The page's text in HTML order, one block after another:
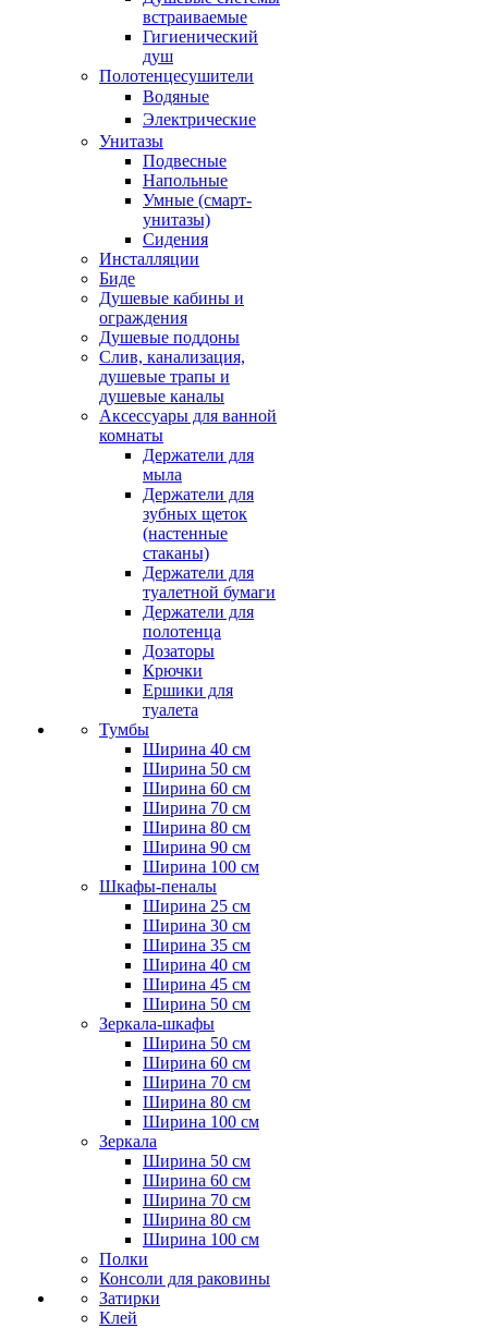
встраиваемые
Гигиенический
душ
Полотенцесушители
ㅤВодяные
ㅤЭлектрические
Унитазы
Подвесные
Напольные
Умные (смарт-
унитазы)
Сидения
Инсталляции
Биде
Душевые кабины и
ограждения
Душевые поддоны
Слив, канализация,
душевые трапы и
душевые каналы
Аксессуары для ванной
комнаты
Держатели для
мыла
Держатели для
зубных щеток
(настенные
стаканы)
Держатели для
туалетной бумаги
Держатели для
полотенца
Дозаторы
Крючки
Ершики для
туалета
Тумбы
Ширина 40 см
Ширина 50 см
Ширина 60 см
Ширина 70 см
Ширина 80 см
Ширина 90 см
Ширина 100 см
Шкафы-пеналы
Ширина 25 см
Ширина 30 см
Ширина 35 см
Ширина 40 см
Ширина 45 см
Ширина 50 см
Зеркала-шкафы
Ширина 50 см
Ширина 60 см
Ширина 70 см
Ширина 80 см
Ширина 100 см
Зеркала
Ширина 50 см
Ширина 60 см
Ширина 70 см
Ширина 80 см
Ширина 100 см
Полки
Консоли для раковины
Затирки
Клей